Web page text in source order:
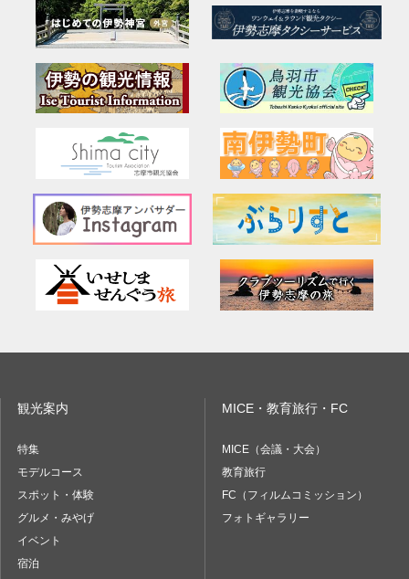
観光案内
特集
モデルコース
スポット・体験
グルメ・みやげ
イベント
宿泊
MICE・教育旅行・FC
MICE（会議・大会）
教育旅行
FC（フィルムコミッション）
フォトギャラリー